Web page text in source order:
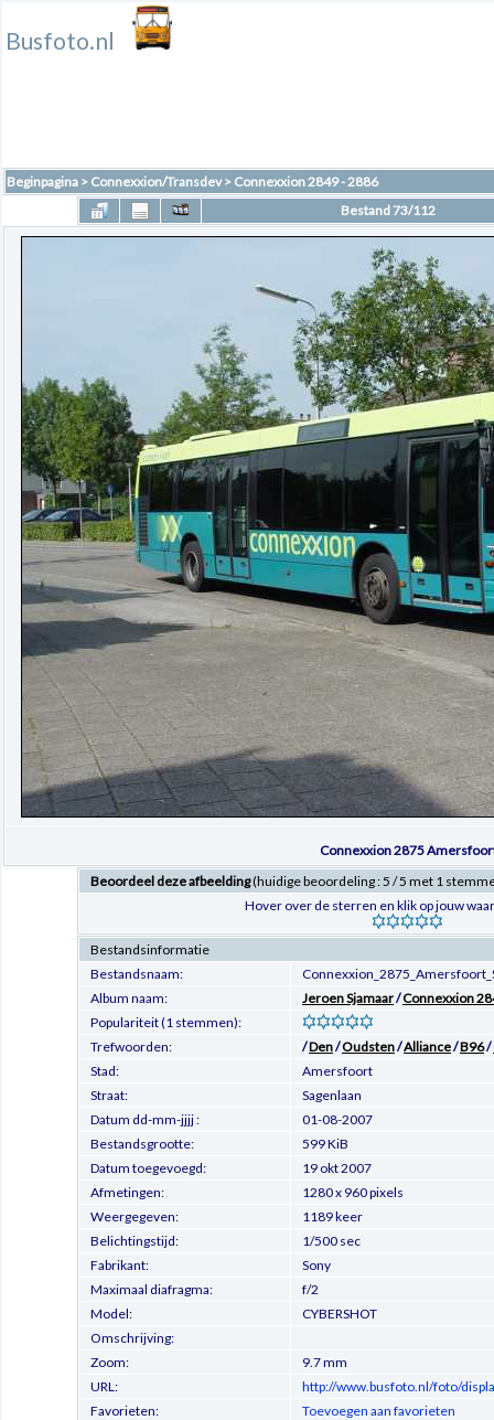
Busfoto.nl
Beginpagina > Connexxion/Transdev> Connexxion 2849 - 2886
Bestand 73/112
Connexxion 2875
Beoordeel deze afbeelding(huidige beoordeling : 5 / 5 met 1
Hover over de sterren en klik op jouw
Bestandsinformatie
Bestandsnaam:
Album naam:
Jeroen Sjamaar/Connexxion
Populariteit (1 stemmen):
Trefwoorden:
/Den/Oudsten/Alliance/B96/
Stad:
Amersfoort
Straat:
Sagenlaan
Datum dd-mm-jjjj :
01-08-2007
Bestandsgrootte:
599 KiB
Datum toegevoegd:
19 okt 2007
Afmetingen:
1280 x 960 pixels
Weergegeven:
1189 keer
Belichtingstijd:
1/500 sec
Fabrikant:
Sony
Maximaal diafragma:
f/2
Model:
CYBERSHOT
Omschrijving:
Zoom:
9.7 mm
URL:
http://www.busfoto.nl/foto/
Favorieten:
Toevoegen aan favorieten